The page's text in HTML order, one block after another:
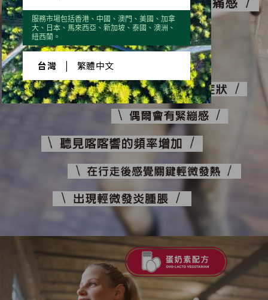
服務市場包括香港、中國、澳門、美國、加拿
大、日本、馬來西亞、新加坡、泰國、澳洲、
紐西蘭。
台灣 繁體中文